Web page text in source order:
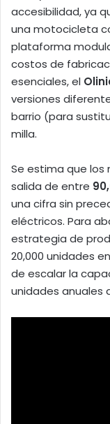
accesibilidad, ya
una motocicleta
plataforma
costos de
esenciales, el
versiones
barrio (para
milla.
Se estima que los
salida de entre
una cifra sin
eléctricos. Para
estrategia de
20,000 unidades
de escalar la
unidades anuales